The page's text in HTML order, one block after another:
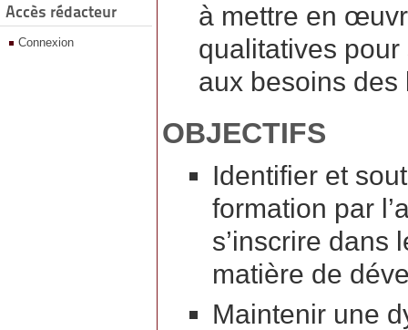
Accès rédacteur
Connexion
à mettre en
qualitatives pour
aux besoins
OBJECTIFS
Identifier et
formation par
s’inscrire dans
matière de
Maintenir une